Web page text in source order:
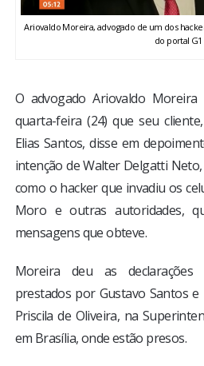
TV LPB
COLUNISTAS
Ariovaldo Moreira, advogado de um dos
do portal G1
O advogado Ariovaldo
quarta-feira (24) que seu
Elias Santos, disse em
intenção de Walter Delgatti
como o hacker que invadiu os
Moro e outras autoridades,
mensagens que obteve.
Moreira deu as
prestados por Gustavo Santos
Priscila de Oliveira, na
em Brasília, onde estão presos.